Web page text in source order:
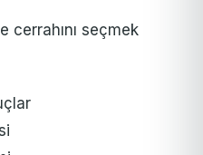
cerrahını seçmek